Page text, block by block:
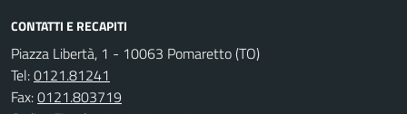
CONTATTI E RECAPITI
Piazza Libertà, 1 - 10063 Pomaretto (TO)
Tel:0121.81241
Fax:0121.803719